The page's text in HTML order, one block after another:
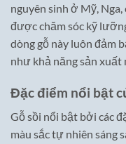
nguyên sinh ở Mỹ,
được chăm sóc kỹ
dòng gỗ này luôn đảm
như khả năng sản xuất
Đặc điểm nổi bật
Gỗ sồi nổi bật bởi các
màu sắc tự nhiên sáng